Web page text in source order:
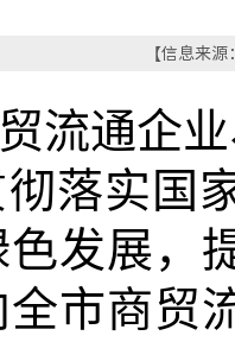
【信息来
流通企
落实国
发展，
市商贸